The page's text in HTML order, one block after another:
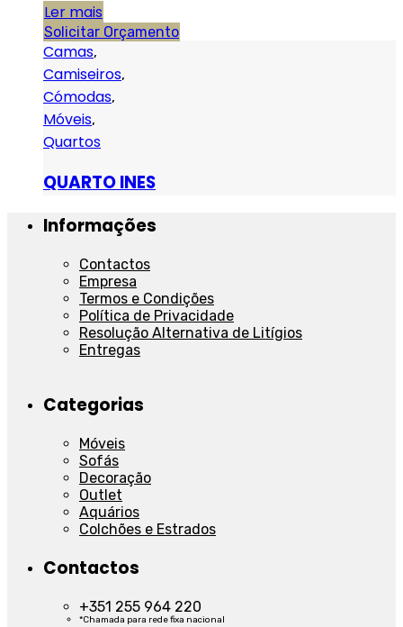
Ler mais
Solicitar Orçamento
Camas,
Camiseiros,
Cómodas,
Móveis,
Quartos
QUARTO INES
Informações
Contactos
Empresa
Termos e Condições
Política de Privacidade
Resolução Alternativa de Litígios
Entregas
Categorias
Móveis
Sofás
Decoração
Outlet
Aquários
Colchões e Estrados
Contactos
+351 255 964 220
*Chamada para rede fixa nacional